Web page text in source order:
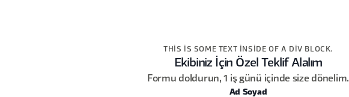
THIS IS SOME TEXT INSIDE OF A DIV BLOCK.
Ekibiniz İçin Özel Teklif Alalım
Formu doldurun, 1 iş günü içinde size dönelim.
Ad Soyad